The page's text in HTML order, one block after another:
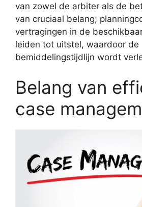
van zowel de arbiter als de
van cruciaal belang;
vertragingen in de
leiden tot uitstel, waardoor de
bemiddelingstijdlijn wordt
Belang van
case